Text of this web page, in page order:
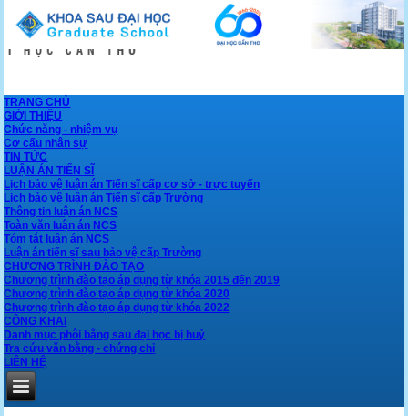
TRANG CHỦ
GIỚI THIỆU
Chức năng - nhiệm vụ
Cơ cấu nhân sự
TIN TỨC
LUẬN ÁN TIẾN SĨ
Lịch bảo vệ luận án Tiến sĩ cấp cơ sở - trực tuyến
Lịch bảo vệ luận án Tiến sĩ cấp Trường
Thông tin luận án NCS
Toàn văn luận án NCS
Tóm tắt luận án NCS
Luận án tiến sĩ sau bảo vệ cấp Trường
CHƯƠNG TRÌNH ĐÀO TẠO
Chương trình đào tạo áp dụng từ khóa 2015 đến 2019
Chương trình đào tạo áp dụng từ khóa 2020
Chương trình đào tạo áp dụng từ khóa 2022
CÔNG KHAI
Danh mục phôi bằng sau đại học bị huỷ
Tra cứu văn bằng - chứng chỉ
LIÊN HỆ